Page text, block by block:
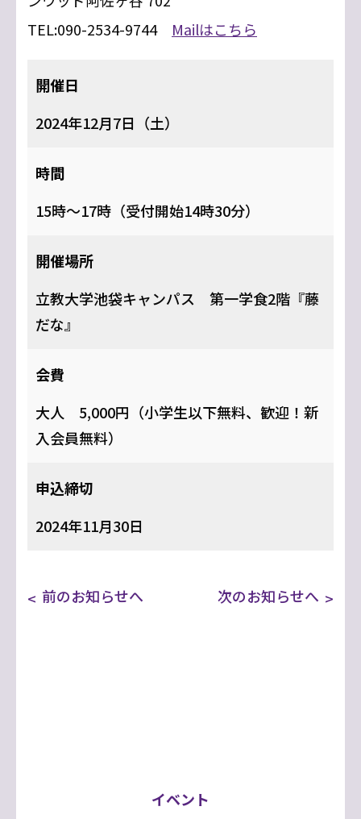
TEL:090-2534-9744 Mailはこちら
開催日
2024年12月7日（土）
時間
15時～17時（受付開始14時30分）
開催場所
立教大学池袋キャンパス 第一学食2階『藤
だな』
会費
大人 5,000円（小学生以下無料、歓迎！新
入会員無料）
申込締切
2024年11月30日
前のお知らせへ 次のお知らせへ
イベント